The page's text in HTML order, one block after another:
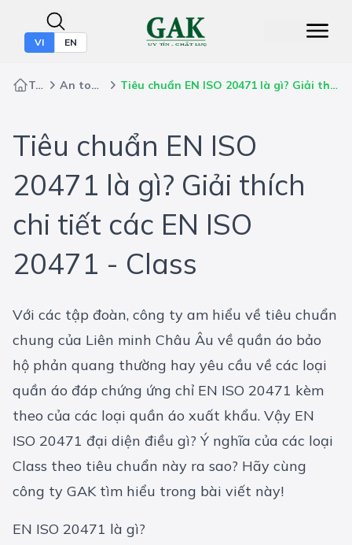
VI EN
Trang chủ An toàn lao động Tiêu chuẩn EN ISO 20471 là gì? Giải thích chi tiết các EN ISO 20471 - Class
Tiêu chuẩn EN ISO
20471 là gì? Giải thích
chi tiết các EN ISO
20471 - Class
Với các tập đoàn, công ty am hiểu về tiêu chuẩn
chung của Liên minh Châu Âu về quần áo bảo
hộ phản quang thường hay yêu cầu về các loại
quần áo đáp chứng ứng chỉ EN ISO 20471 kèm
theo của các loại quần áo xuất khẩu. Vậy EN
ISO 20471 đại diện điều gì? Ý nghĩa của các loại
Class theo tiêu chuẩn này ra sao? Hãy cùng
công ty GAK tìm hiểu trong bài viết này!
EN ISO 20471 là gì?